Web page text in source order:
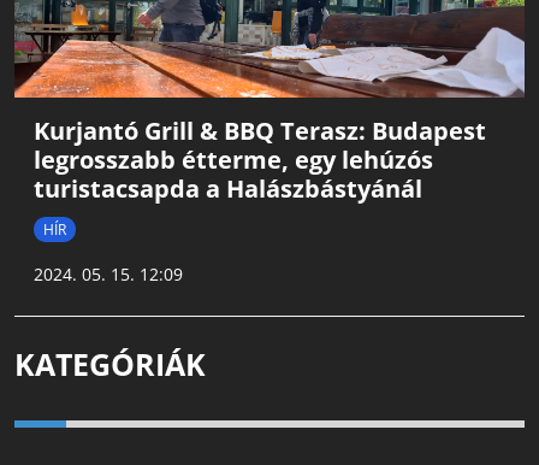
Kurjantó Grill & BBQ Terasz: Budapest
legrosszabb étterme, egy lehúzós
turistacsapda a Halászbástyánál
HÍR
2024. 05. 15. 12:09
KATEGÓRIÁK